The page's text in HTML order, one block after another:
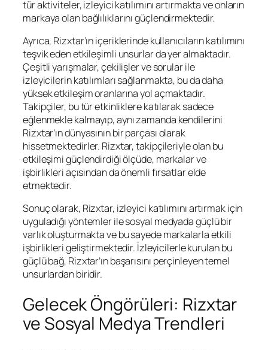
tür aktiviteler, izleyici katılımını artırmakta ve onların
markaya olan bağlılıklarını güçlendirmektedir.
Ayrıca, Rizxtar’ın içeriklerinde kullanıcıların katılımını
teşvik eden etkileşimli unsurlar da yer almaktadır.
Çeşitli yarışmalar, çekilişler ve sorular ile
izleyicilerin katılımları sağlanmakta, bu da daha
yüksek etkileşim oranlarına yol açmaktadır.
Takipçiler, bu tür etkinliklere katılarak sadece
eğlenmekle kalmayıp, aynı zamanda kendilerini
Rizxtar’ın dünyasının bir parçası olarak
hissetmektedirler. Rizxtar, takipçileriyle olan bu
etkileşimi güçlendirdiği ölçüde, markalar ve
işbirlikleri açısından da önemli fırsatlar elde
etmektedir.
Sonuç olarak, Rizxtar, izleyici katılımını artırmak için
uyguladığı yöntemler ile sosyal medyada güçlü bir
varlık oluşturmakta ve bu sayede markalarla etkili
işbirlikleri geliştirmektedir. İzleyicilerle kurulan bu
güçlü bağ, Rizxtar’ın başarısını perçinleyen temel
unsurlardan biridir.
Gelecek Öngörüleri: Rizxtar
ve Sosyal Medya Trendleri